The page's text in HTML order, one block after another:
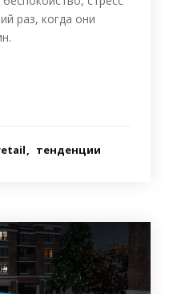
раз, когда они
тенденции